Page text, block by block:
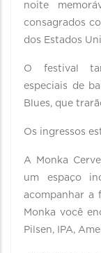
noite
consagrados
dos Estados
O festival
especiais de
Blues, que
Os ingressos
A Monka
um espaço
acompanhar a
Monka você
Pilsen, IPA,